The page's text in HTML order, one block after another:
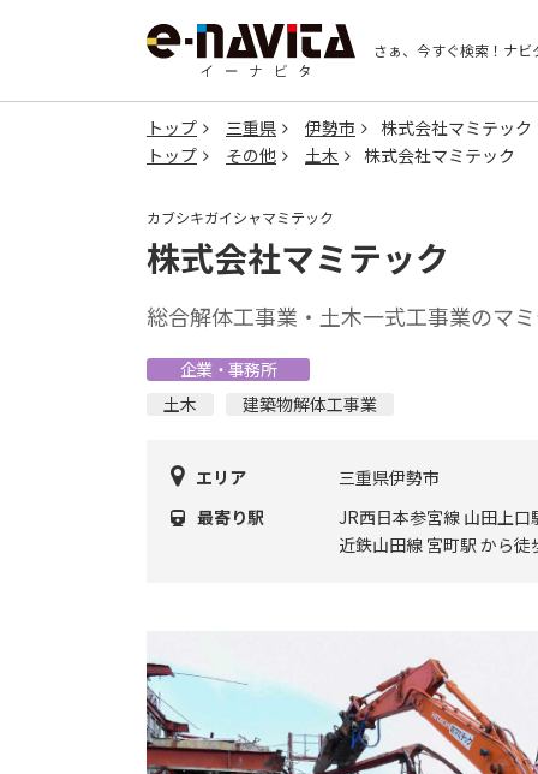
さぁ、今すぐ検索！ ナビ
トップ 三重県 伊勢市
株式会社マミテック
トップ
その他 土木 株式会社マミテック
カブシキガイシャマミテック
株式会社マミテック
総合解体工事業・土木一式工事業のマ
企業・事務所
土木
建築物解体工事業
エリア
三重県伊勢市
最寄り駅
JR西日本参宮線 山田上口
近鉄山田線 宮町駅 から徒